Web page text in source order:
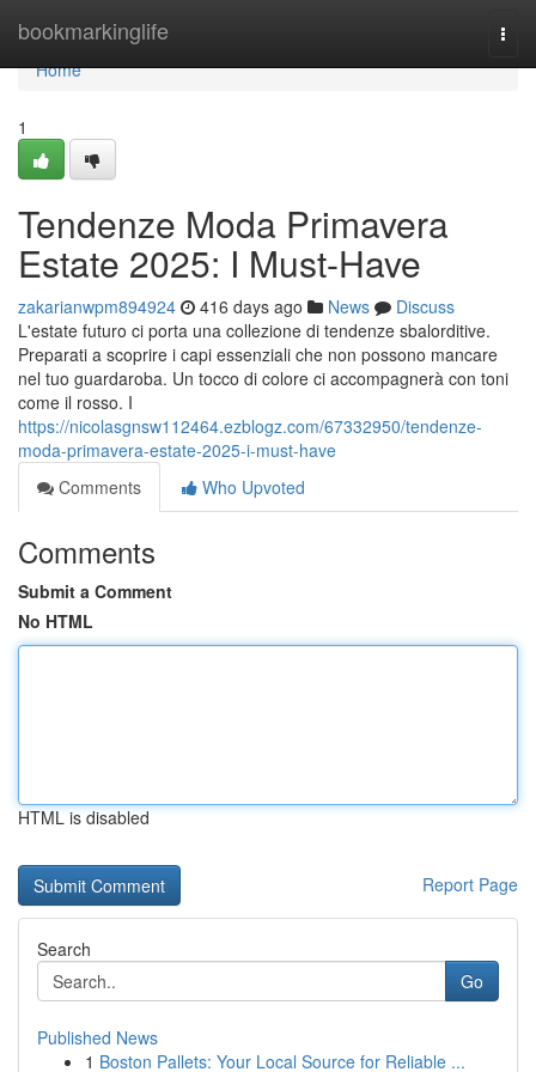
bookmarkinglife
Home
Home
1
Tendenze Moda Primavera
Estate 2025: I Must-Have
zakarianwpm894924 416 days ago News
Discuss
L'estate futuro ci porta una collezione di tendenze sbalorditive.
Preparati a scoprire i capi essenziali che non possono mancare
nel tuo guardaroba. Un tocco di colore ci accompagnerà con toni
come il rosso. I
https://nicolasgnsw112464.ezblogz.com/67332950/tendenze-
moda-primavera-estate-2025-i-must-have
Comments
Who Upvoted
Comments
Submit a Comment
No HTML
HTML is disabled
Report Page
Search
Go
Published News
1 Boston Pallets: Your Local Source for Reliable ...